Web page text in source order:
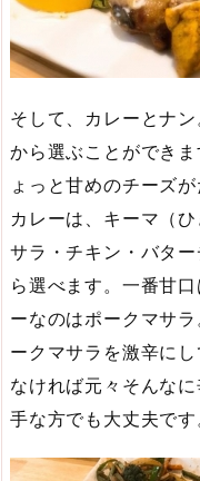
そして、カレーとナ
から選ぶことができ
ょっと甘めのチーズ
カレーは、キーマ（
サラ・チキン・バタ
ら選べます。一番甘
ーなのはポークマサ
ークマサラを激辛に
なければ元々そんな
手な方でも大丈夫です